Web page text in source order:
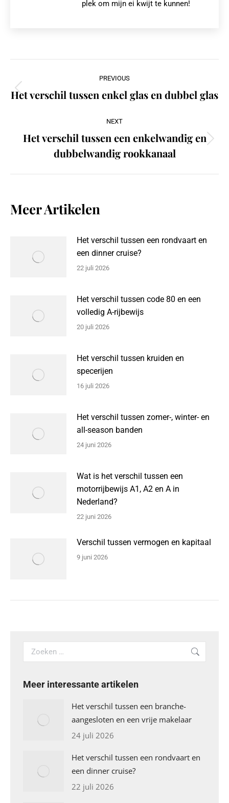
plek om mijn ei kwijt te kunnen!
navigation
PREVIOUS
Previous
Het verschil tussen enkel glas en dubbel glas
NEXT
Next
post:
Het verschil tussen een enkelwandig en
dubbelwandig rookkanaal
Meer Artikelen
Het verschil tussen een rondvaart en
een dinner cruise?
22 juli 2026
Het verschil tussen code 80 en een
volledig A-rijbewijs
20 juli 2026
Het verschil tussen kruiden en
specerijen
16 juli 2026
Het verschil tussen zomer-, winter- en
all-season banden
24 juni 2026
Wat is het verschil tussen een
motorrijbewijs A1, A2 en A in
Nederland?
22 juni 2026
Verschil tussen vermogen en kapitaal
9 juni 2026
Search:
Meer interessante artikelen
Het verschil tussen een branche-
aangesloten en een vrije makelaar
24 juli 2026
Het verschil tussen een rondvaart en
een dinner cruise?
22 juli 2026